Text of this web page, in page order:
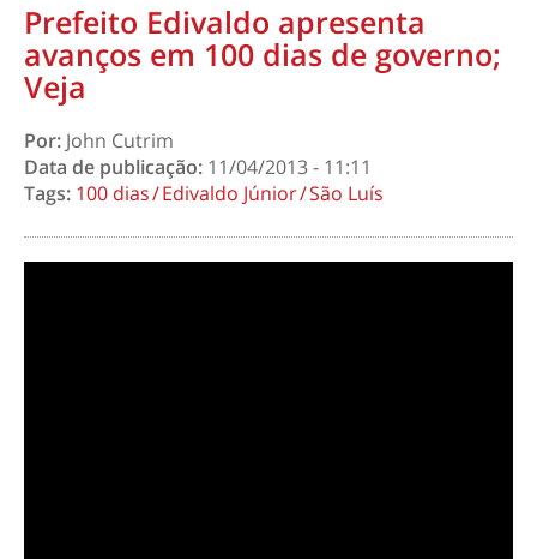
Prefeito Edivaldo apresenta
avanços em 100 dias de governo;
Veja
Por: John Cutrim
Data de publicação: 11/04/2013 - 11:11
Tags: 100 dias Edivaldo Júnior São Luís